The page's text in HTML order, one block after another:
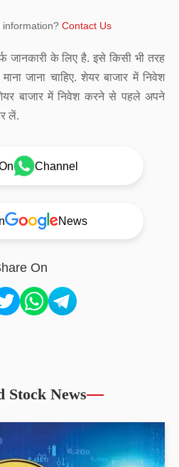
information? Contact Us
जानकारी के लिए है. इसे किसी भी तरह
जाना चाहिए. शेयर बाजार में निवेश
बाजार में निवेश करने से पहले अपने
लें.
Channel
News
On
Stock News